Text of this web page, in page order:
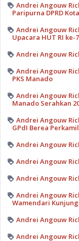
Andrei Angouw
Paripurna DPRD
Andrei Angouw
Upacara HUT RI ke-
Andrei Angouw
Andrei Angouw
PKS Manado
Andrei Angouw
Manado Serahkan
Andrei Angouw
GPdI Berea Perkamil
Andrei Angouw
Andrei Angouw
Andrei Angouw
Andrei Angouw
Wamendari
Andrei Angouw
Andrei Angouw